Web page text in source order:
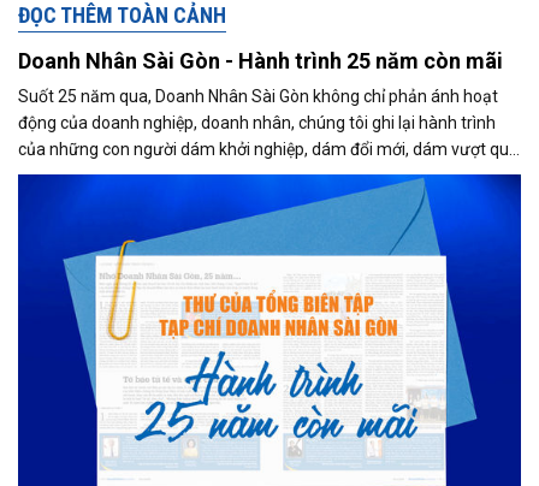
ĐỌC THÊM TOÀN CẢNH
Doanh Nhân Sài Gòn - Hành trình 25 năm còn mãi
Suốt 25 năm qua, Doanh Nhân Sài Gòn không chỉ phản ánh hoạt
động của doanh nghiệp, doanh nhân, chúng tôi ghi lại hành trình
của những con người dám khởi nghiệp, dám đổi mới, dám vượt qua
thất bại để tạo dựng giá trị cho xã hội...